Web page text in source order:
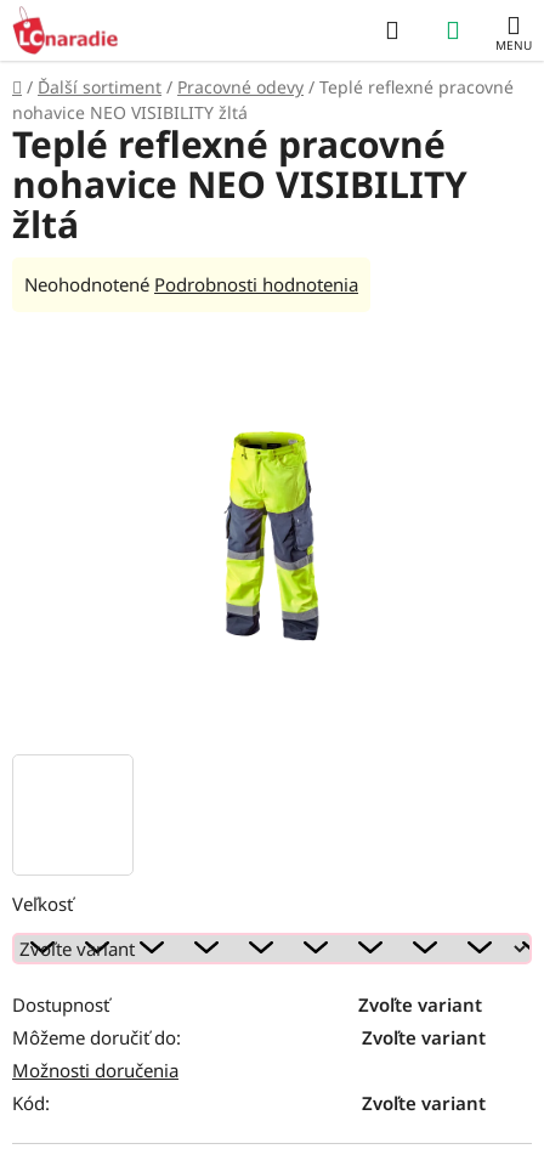
Prejsť
na
obsah
Hľadať
KOŠÍK
Domov
/ Ďalší sortiment / Pracovné odevy / Teplé reflexné pracovné
nohavice NEO VISIBILITY žltá
Veľkosť
Dostupnosť
Zvoľte variant
Môžeme doručiť do:
Zvoľte variant
Možnosti doručenia
Kód:
Zvoľte variant
Teplé reflexné pracovné
nohavice NEO VISIBILITY
žltá
Priemerné
Neohodnotené Podrobnosti hodnotenia